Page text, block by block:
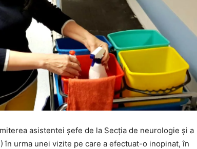
asistentei şefe de la Secţia de neurologie şi a
în urma unei vizite pe care a efectuat-o inopinat, în